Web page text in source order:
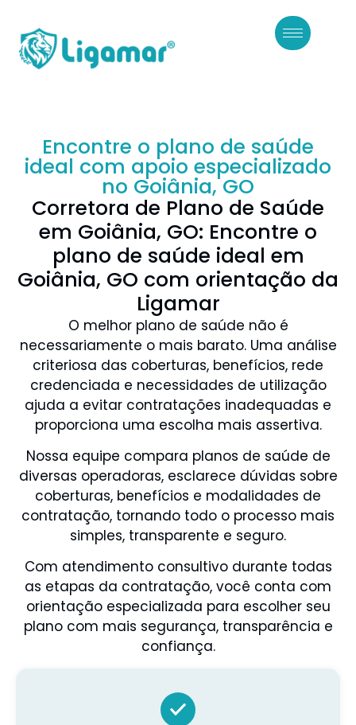
Encontre o plano de saúde
ideal com apoio especializado
no Goiânia, GO
Corretora de Plano de Saúde
em Goiânia, GO: Encontre o
plano de saúde ideal em
Goiânia, GO com orientação da
Ligamar
O melhor plano de saúde não é
necessariamente o mais barato. Uma análise
criteriosa das coberturas, benefícios, rede
credenciada e necessidades de utilização
ajuda a evitar contratações inadequadas e
proporciona uma escolha mais assertiva.
Nossa equipe compara planos de saúde de
diversas operadoras, esclarece dúvidas sobre
coberturas, benefícios e modalidades de
contratação, tornando todo o processo mais
simples, transparente e seguro.
Com atendimento consultivo durante todas
as etapas da contratação, você conta com
orientação especializada para escolher seu
plano com mais segurança, transparência e
confiança.